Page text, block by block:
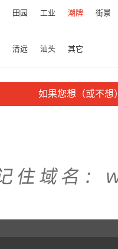
田园 工业 潮牌 街景
清远 汕头 其它
如果您想（或不想